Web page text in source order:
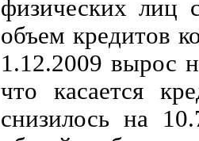
физических лиц
объем кредитов
1.12.2009 вырос
что касается
снизилось на